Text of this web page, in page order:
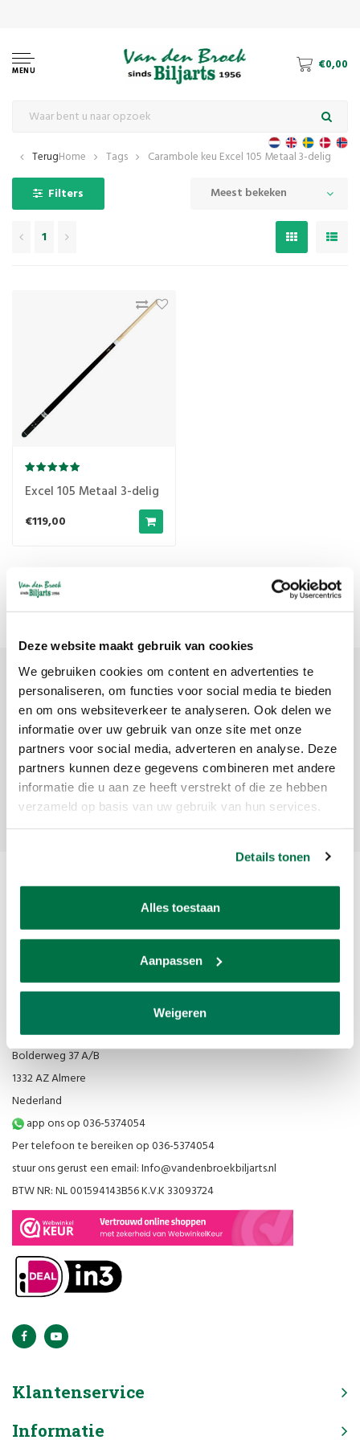
Deze website maakt gebruik van cookies
We gebruiken cookies om content en advertenties te
personaliseren, om functies voor social media te bieden
en om ons websiteverkeer te analyseren. Ook delen we
informatie over uw gebruik van onze site met onze
partners voor social media, adverteren en analyse. Deze
partners kunnen deze gegevens combineren met andere
informatie die u aan ze heeft verstrekt of die ze hebben
verzameld op basis van uw gebruik van hun services.
Details tonen
Alles toestaan
Aanpassen
Weigeren
MENU €0,00
TerugHome Tags Carambole keu Excel 105 Metaal 3-delig
Filters Meest bekeken
1
Excel 105 Metaal 3-delig
€119,00
Meest bekeken 1
Meld je aan voor onze nieuwsbrief
Ontvang de laatste updates, nieuws en aanbiedingen via email
Abonneer
Van den Broek Biljarts staat voor kwaliteit, vakmanschap en service.
Van den Broek Biljarts
Bolderweg 37 A/B
1332 AZ Almere
Nederland
app ons op 036-5374054
Per telefoon te bereiken op 036-5374054
stuur ons gerust een email:Info@vandenbroekbiljarts.nl
BTW NR: NL 001594143B56 K.V.K 33093724
Klantenservice
Informatie